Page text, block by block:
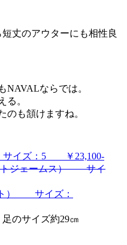
短丈のアウターにも相性良
NAVALならでは。
る。
のも頷けますね。
イズ：5 ￥23,100-
トジェームス） サイ
ト） サイズ：
のサイズ約29㎝